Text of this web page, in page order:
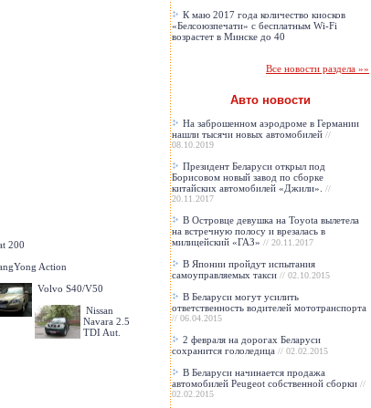
200
Action
Volvo S40/V50
Nissan
Navara 2.5
TDI Aut.
К маю 2017 года количество киосков
«Белсоюзпечати» с бесплатным Wi-Fi
возрастет в Минске до 40
Все новости раздела »»
Авто новости
На заброшенном аэродроме в Германии
нашли тысячи новых автомобилей //
08.10.2019
Президент Беларуси открыл под
Борисовом новый завод по сборке
китайских автомобилей «Джили». //
20.11.2017
В Островце девушка на Toyota вылетела
на встречную полосу и врезалась в
милицейский «ГАЗ» // 20.11.2017
В Японии пройдут испытания
самоуправляемых такси // 02.10.2015
В Беларуси могут усилить
ответственность водителей мототранспорта
// 06.04.2015
2 февраля на дорогах Беларуси
сохранится гололедица // 02.02.2015
В Беларуси начинается продажа
автомобилей Peugeot собственной сборки //
02.02.2015